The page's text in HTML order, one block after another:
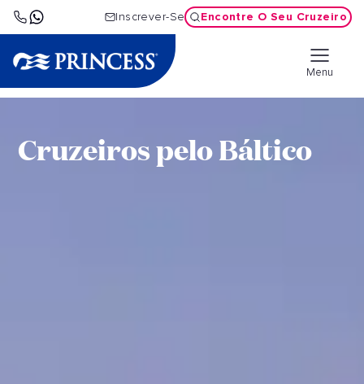
Inscrever-Se Encontre O Seu Cruzeiro
Menu
Cruzeiros pelo Báltico